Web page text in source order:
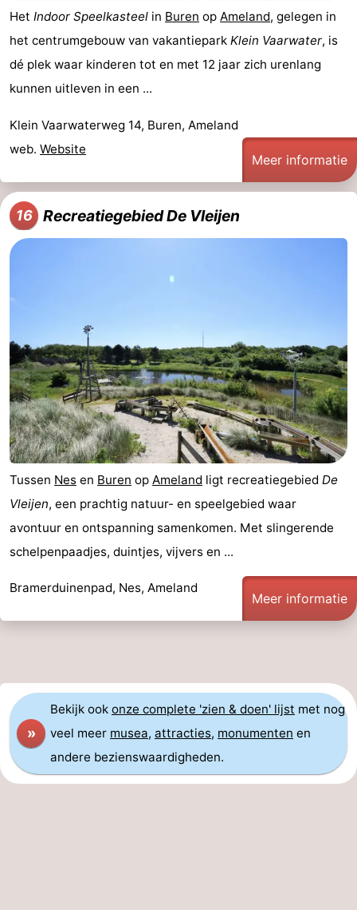
Het Indoor Speelkasteel in Buren op Ameland, gelegen in
het centrumgebouw van vakantiepark Klein Vaarwater, is
dé plek waar kinderen tot en met 12 jaar zich urenlang
kunnen uitleven in een ...
Klein Vaarwaterweg 14, Buren, Ameland
web. Website
Meer informatie
16 Recreatiegebied De Vleijen
Tussen Nes en Buren op Ameland ligt recreatiegebied De
Vleijen, een prachtig natuur- en speelgebied waar
avontuur en ontspanning samenkomen. Met slingerende
schelpenpaadjes, duintjes, vijvers en ...
Bramerduinenpad, Nes, Ameland
Meer informatie
»
Bekijk ook onze complete 'zien & doen' lijst met nog
veel meer musea, attracties, monumenten en
andere bezienswaardigheden.